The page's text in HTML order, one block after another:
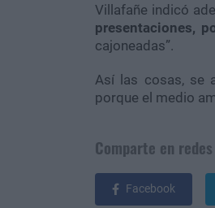
Villafañe indicó
presentaciones,
cajoneadas”.
Así las cosas, se
porque el medio
Comparte en
Facebook